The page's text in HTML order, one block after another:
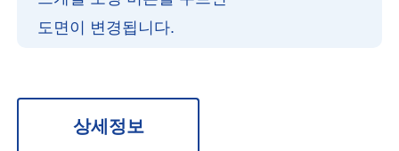
도면이 변경됩니다.
위치 이동: 우측 드래그
상세정보